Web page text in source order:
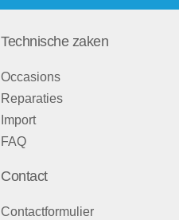
Technische zaken
Occasions
Reparaties
Import
FAQ
Contact
Contactformulier